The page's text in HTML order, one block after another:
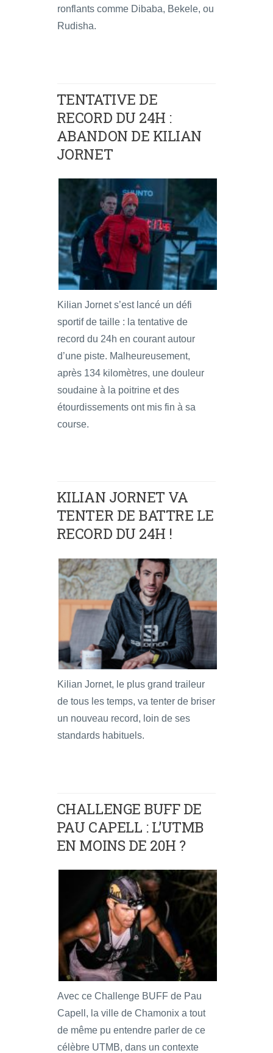
ronflants comme Dibaba, Bekele, ou
Rudisha.
TENTATIVE DE
RECORD DU 24H :
ABANDON DE KILIAN
JORNET
Kilian Jornet s’est lancé un défi
sportif de taille : la tentative de
record du 24h en courant autour
d’une piste. Malheureusement,
après 134 kilomètres, une douleur
soudaine à la poitrine et des
étourdissements ont mis fin à sa
course.
KILIAN JORNET VA
TENTER DE BATTRE LE
RECORD DU 24H !
Kilian Jornet, le plus grand traileur
de tous les temps, va tenter de briser
un nouveau record, loin de ses
standards habituels.
CHALLENGE BUFF DE
PAU CAPELL : L’UTMB
EN MOINS DE 20H ?
Avec ce Challenge BUFF de Pau
Capell, la ville de Chamonix a tout
de même pu entendre parler de ce
célèbre UTMB, dans un contexte